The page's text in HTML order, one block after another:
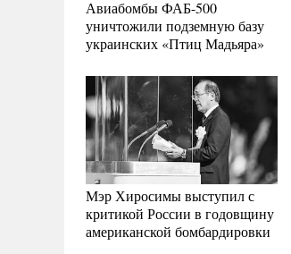
Авиабомбы ФАБ-500
уничтожили подземную базу
украинских «Птиц Мадьяра»
Мэр Хиросимы выступил с
критикой России в годовщину
американской бомбардировки